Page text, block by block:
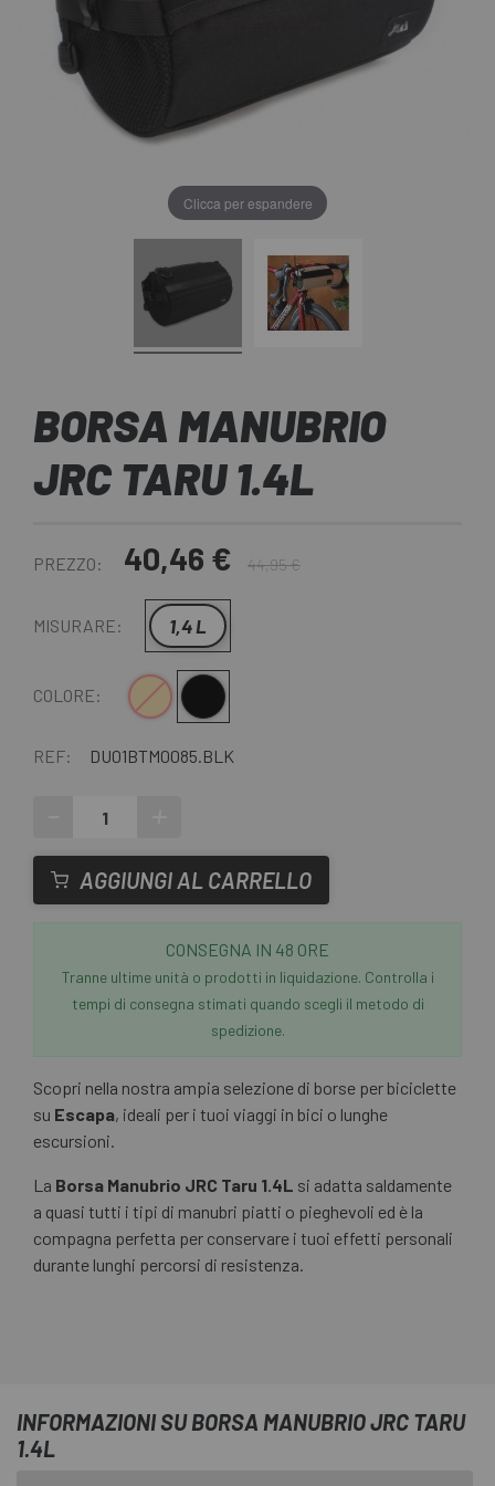
Clicca per espandere
BORSA MANUBRIO
JRC TARU 1.4L
PREZZO: 40,46 € 44,95 €
MISURARE: 1,4 L
COLORE: Crema Nero
REF: DU01BTM0085.BLK
AGGIUNGI AL CARRELLO
CONSEGNA IN 48 ORE
Tranne ultime unità o prodotti in liquidazione. Controlla i
tempi di consegna stimati quando scegli il metodo di
spedizione.
Scopri nella nostra ampia selezione di borse per biciclette
su Escapa, ideali per i tuoi viaggi in bici o lunghe
escursioni.
La Borsa Manubrio JRC Taru 1.4L si adatta saldamente
a quasi tutti i tipi di manubri piatti o pieghevoli ed è la
compagna perfetta per conservare i tuoi effetti personali
durante lunghi percorsi di resistenza.
INFORMAZIONI SU BORSA MANUBRIO JRC TARU
1.4L